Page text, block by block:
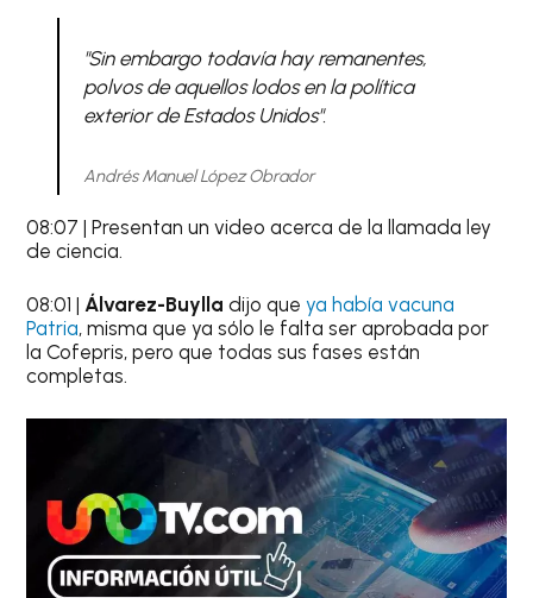
"Sin embargo todavía hay remanentes,
polvos de aquellos lodos en la política
exterior de Estados Unidos".
Andrés Manuel López Obrador
08:07 | Presentan un video acerca de la llamada ley
de ciencia.
08:01 |Álvarez-Buylla dijo que ya había vacuna
Patria, misma que ya sólo le falta ser aprobada por
la Cofepris, pero que todas sus fases están
completas.